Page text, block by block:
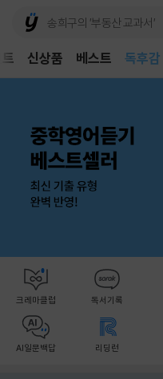
신상품 베스트
어린이
어린이
크레마클럽 독서기록
AI일문백답 리딩런